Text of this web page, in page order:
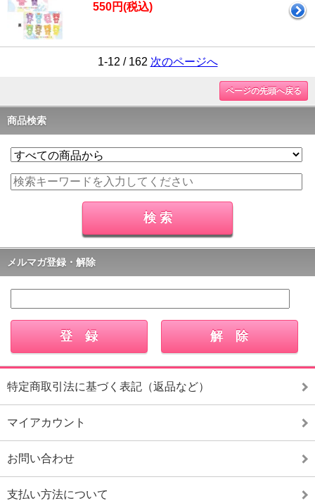
550円(税込)
1-12 / 162 次のページへ
ページの先頭へ戻る
商品検索
メルマガ登録・解除
特定商取引法に基づく表記（返品など）
マイアカウント
お問い合わせ
支払い方法について